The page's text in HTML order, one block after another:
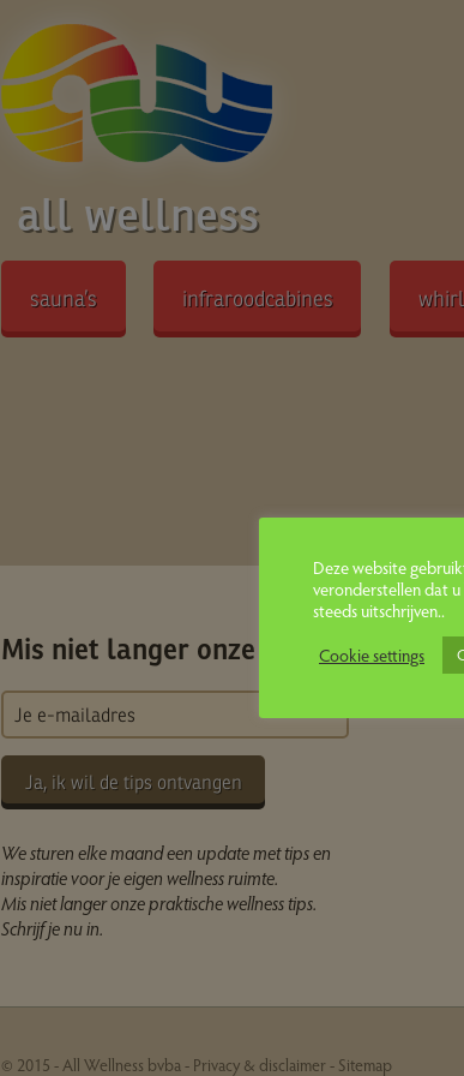
all wellness
sauna’s infraroodcabines
Mis niet langer onze tips
Ja, ik wil de tips ontvangen
We sturen elke maand een update met tips en
inspiratie voor je eigen wellness ruimte.
Mis niet langer onze praktische wellness tips.
Schrijf je nu in.
© 2015 - All Wellness bvba - Privacy & disclaimer- Sitemap
Deze website
veronderstellen dat
steeds uitschrijven..
Cookie settings